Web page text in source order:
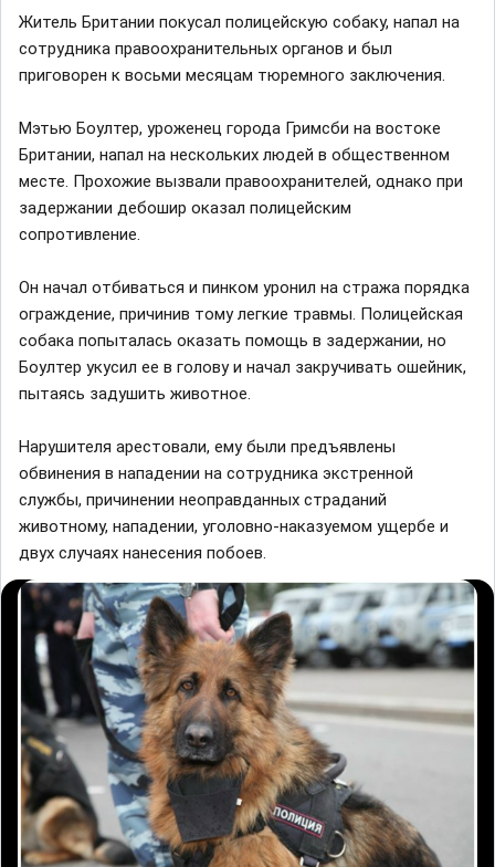
Житель Британии покусал полицейскую собаку, напал на
сотрудника правоохранительных органов и был
приговорен к восьми месяцам тюремного заключения.
Мэтью Боултер, уроженец города Гримсби на востоке
Британии, напал на нескольких людей в общественном
месте. Прохожие вызвали правоохранителей, однако при
задержании дебошир оказал полицейским
сопротивление.
Он начал отбиваться и пинком уронил на стража порядка
ограждение, причинив тому легкие травмы. Полицейская
собака попыталась оказать помощь в задержании, но
Боултер укусил ее в голову и начал закручивать ошейник,
пытаясь задушить животное.
Нарушителя арестовали, ему были предъявлены
обвинения в нападении на сотрудника экстренной
службы, причинении неоправданных страданий
животному, нападении, уголовно-наказуемом ущербе и
двух случаях нанесения побоев.